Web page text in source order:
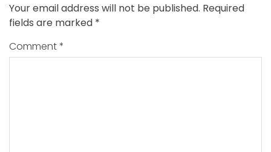
Your email address will not be published. Required
fields are marked *
Comment*